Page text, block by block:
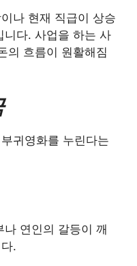
나 현재 직급이 상승
니다. 사업을 하는 사
의 흐름이 원활해짐
귀영화를 누린다는
연인의 갈등이 깨
.